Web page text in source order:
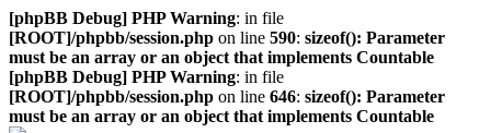
[phpBB Debug] PHP Warning: in file
[ROOT]/phpbb/session.php on line 590: sizeof(): Parameter
must be an array or an object that implements Countable
[phpBB Debug] PHP Warning: in file
[ROOT]/phpbb/session.php on line 646: sizeof(): Parameter
must be an array or an object that implements Countable